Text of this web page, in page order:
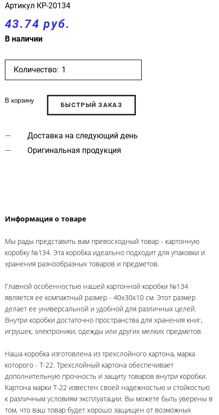
Артикул КР-20134
43.74 руб.
В наличии
Количество:
В корзину
БЫСТРЫЙ ЗАКАЗ
Доставка на следующий день
Оригинальная продукция
Информация о товаре
Мы рады представить вам превосходный товар - картонную
коробку №134. Эта коробка идеально подходит для упаковки и
хранения разнообразных товаров и предметов.
Главной особенностью нашей картонной коробки №134
является ее компактный размер - 40х30х10 см. Этот размер
делает ее универсальной и удобной для различных целей.
Внутри коробки достаточно пространства для хранения книг,
игрушек, электроники, одежды или других мелких предметов.
Наша коробка изготовлена из трехслойного картона, марка
которого - Т-22. Трехслойный картона обеспечивает
дополнительную прочность и защиту товаров внутри коробки.
Картона марки Т-22 известен своей надежностью и стойкостью
к различным условиям эксплуатации. Вы можете быть уверены в
том, что ваш товар будет хорошо защищен от возможных